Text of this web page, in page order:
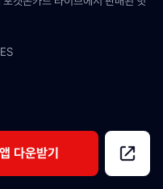
앱 다운받기